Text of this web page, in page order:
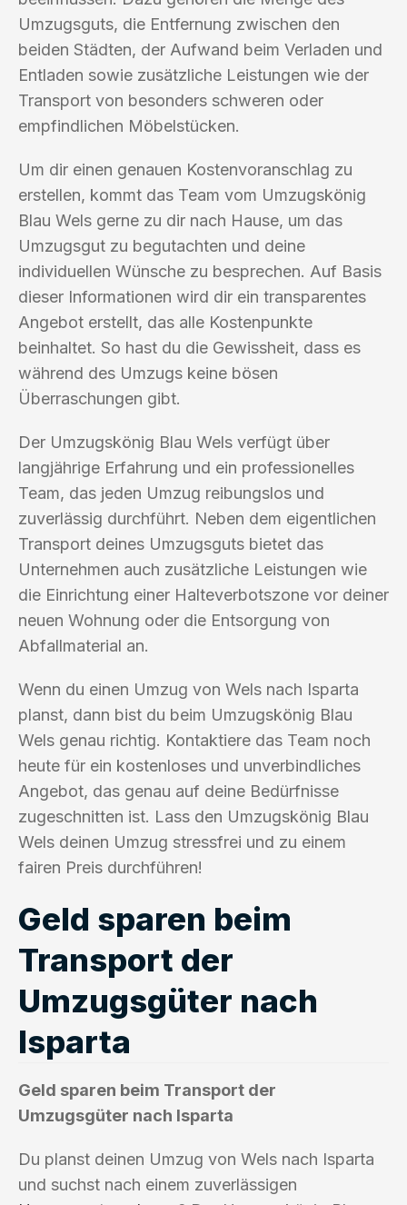
Umzugsguts, die Entfernung zwischen den
beiden Städten, der Aufwand beim Verladen und
Entladen sowie zusätzliche Leistungen wie der
Transport von besonders schweren oder
empfindlichen Möbelstücken.
Um dir einen genauen Kostenvoranschlag zu
erstellen, kommt das Team vom Umzugskönig
Blau Wels gerne zu dir nach Hause, um das
Umzugsgut zu begutachten und deine
individuellen Wünsche zu besprechen. Auf Basis
dieser Informationen wird dir ein transparentes
Angebot erstellt, das alle Kostenpunkte
beinhaltet. So hast du die Gewissheit, dass es
während des Umzugs keine bösen
Überraschungen gibt.
Der Umzugskönig Blau Wels verfügt über
langjährige Erfahrung und ein professionelles
Team, das jeden Umzug reibungslos und
zuverlässig durchführt. Neben dem eigentlichen
Transport deines Umzugsguts bietet das
Unternehmen auch zusätzliche Leistungen wie
die Einrichtung einer Halteverbotszone vor deiner
neuen Wohnung oder die Entsorgung von
Abfallmaterial an.
Wenn du einen Umzug von Wels nach Isparta
planst, dann bist du beim Umzugskönig Blau
Wels genau richtig. Kontaktiere das Team noch
heute für ein kostenloses und unverbindliches
Angebot, das genau auf deine Bedürfnisse
zugeschnitten ist. Lass den Umzugskönig Blau
Wels deinen Umzug stressfrei und zu einem
fairen Preis durchführen!
Geld sparen beim
Transport der
Umzugsgüter nach
Isparta
Geld sparen beim Transport der
Umzugsgüter nach Isparta
Du planst deinen Umzug von Wels nach Isparta
und suchst nach einem zuverlässigen